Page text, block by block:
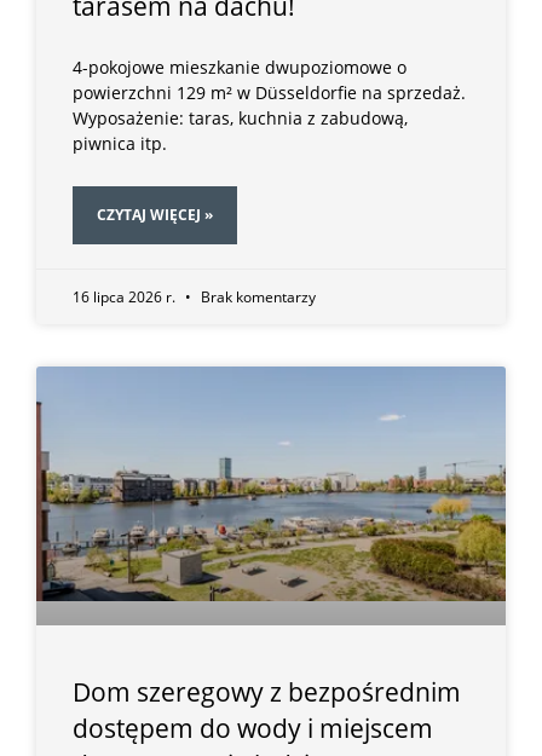
4-pokojowe mieszkanie dwupoziomowe o
powierzchni 129 m² w Düsseldorfie na sprzedaż.
Wyposażenie: taras, kuchnia z zabudową,
piwnica itp.
CZYTAJ WIĘCEJ »
16 lipca 2026 r. Brak komentarzy
Dom szeregowy z bezpośrednim
dostępem do wody i miejscem